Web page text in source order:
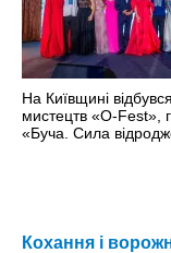
На Київщині
мистецтв «O-Fest»,
«Буча. Сила
Кохання і